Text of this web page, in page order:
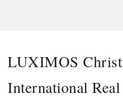
LUXIMOS
International Real